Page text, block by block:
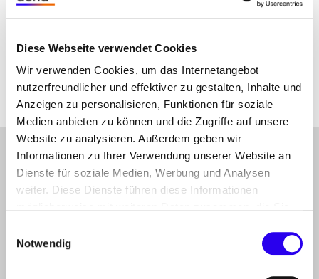
Diese Webseite verwendet Cookies
Wir verwenden Cookies, um das Internetangebot
nutzerfreundlicher und effektiver zu gestalten, Inhalte und
Anzeigen zu personalisieren, Funktionen für soziale
Medien anbieten zu können und die Zugriffe auf unsere
Website zu analysieren. Außerdem geben wir
Informationen zu Ihrer Verwendung unserer Website an
Dienste für soziale Medien, Werbung und Analysen
weiter. Diese Dienste führen diese Informationen
Nutzung der Dienste gesammelt haben.
Notwendig
saniert. In den Beiträgen wird anschaulich gezeigt,
gehe
nach
oben
Abonnieren Sie unseren NewsletterAnmelden
Folgen Sie uns aufLinkedin
Mastodon
Youtube
THEMEN